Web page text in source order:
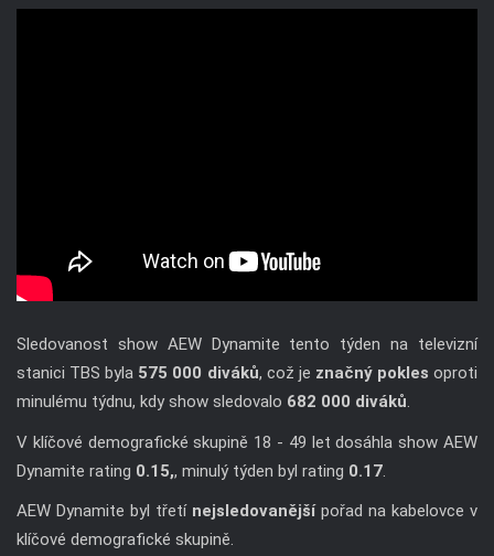
Sledovanost show AEW Dynamite tento týden na televizní
stanici TBS byla 575 000 diváků, což je značný pokles oproti
minulému týdnu, kdy show sledovalo 682 000 diváků.
V klíčové demografické skupině 18 - 49 let dosáhla show AEW
Dynamite rating 0.15,, minulý týden byl rating 0.17.
AEW Dynamite byl třetí nejsledovanějšípořad na kabelovce v
klíčové demografické skupině.